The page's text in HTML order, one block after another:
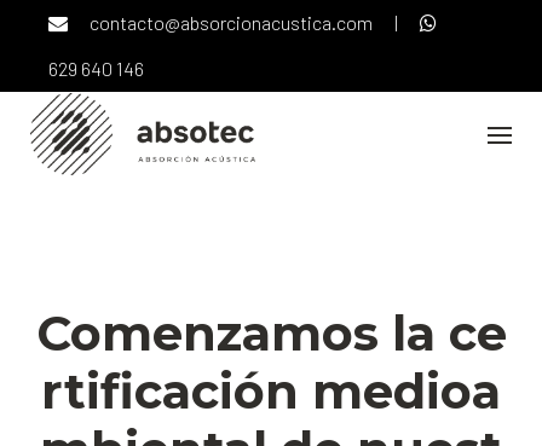
content
contacto@absorcionacustica.com
|
629 640 146
Comenzamos la ce
rtificación medioa